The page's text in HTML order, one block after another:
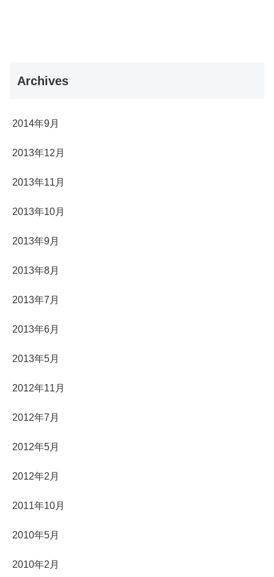
Archives
2014年9月
2013年12月
2013年11月
2013年10月
2013年9月
2013年8月
2013年7月
2013年6月
2013年5月
2012年11月
2012年7月
2012年5月
2012年2月
2011年10月
2010年5月
2010年2月